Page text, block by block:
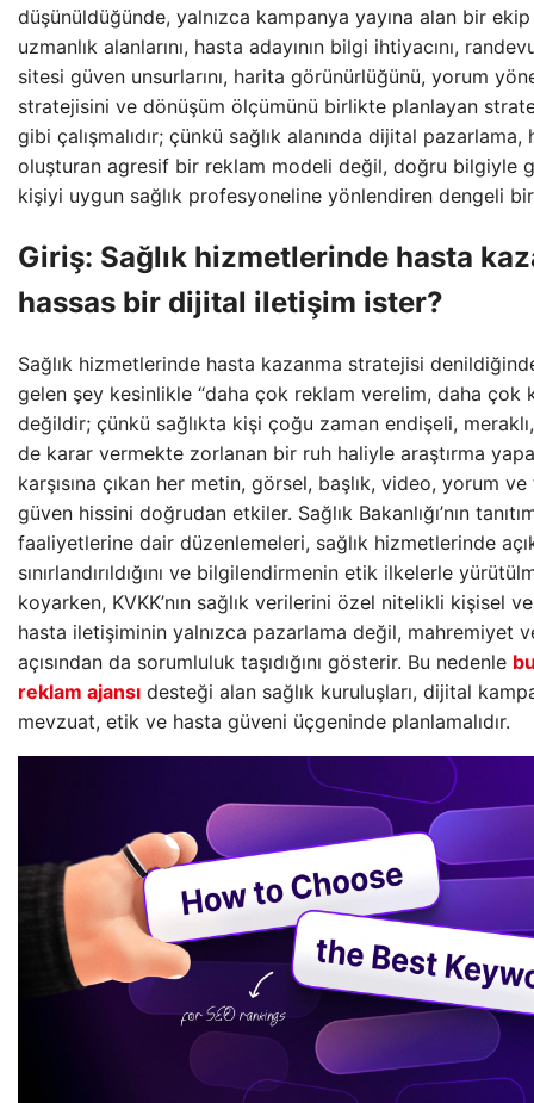
düşünüldüğünde, yalnızca kampanya yayına alan bir
uzmanlık alanlarını, hasta adayının bilgi ihtiyacını,
sitesi güven unsurlarını, harita görünürlüğünü, yorum
stratejisini ve dönüşüm ölçümünü birlikte planlayan
gibi çalışmalıdır; çünkü sağlık alanında dijital pazarlama,
oluşturan agresif bir reklam modeli değil, doğru bilgiyle
kişiyi uygun sağlık profesyoneline yönlendiren dengeli
Giriş: Sağlık hizmetlerinde hasta
hassas bir dijital iletişim ister?
Sağlık hizmetlerinde hasta kazanma stratejisi
gelen şey kesinlikle “daha çok reklam verelim, daha çok
değildir; çünkü sağlıkta kişi çoğu zaman endişeli,
de karar vermekte zorlanan bir ruh haliyle araştırma
karşısına çıkan her metin, görsel, başlık, video, yorum
güven hissini doğrudan etkiler. Sağlık Bakanlığı’nın
faaliyetlerine dair düzenlemeleri, sağlık hizmetlerinde
sınırlandırıldığını ve bilgilendirmenin etik ilkelerle
koyarken, KVKK’nın sağlık verilerini özel nitelikli kişisel
hasta iletişiminin yalnızca pazarlama değil, mahremiyet
açısından da sorumluluk taşıdığını gösterir. Bu nedenle
reklam ajansı desteği alan sağlık kuruluşları, dijital
mevzuat, etik ve hasta güveni üçgeninde planlamalıdır.